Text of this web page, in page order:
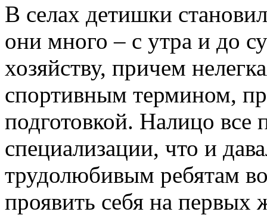
В селах детишки
они много – с утра и до
хозяйству, причем
спортивным термином,
подготовкой. Налицо все
специализации, что и
трудолюбивым ребятам
проявить себя на первых